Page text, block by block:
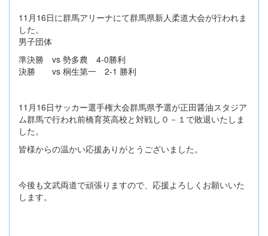
11月16日に群馬アリーナにて群馬県新人柔道大会が行われま
した。
男子団体
準決勝 vs 勢多農 4-0勝利
決勝 vs 桐生第一 2-1 勝利
11月16日サッカー選手権大会群馬県予選が正田醤油スタジア
ム群馬で行われ前橋育英高校と対戦し０－１で敗退いたしま
した。
皆様からの温かい応援ありがとうございました。
今後も文武両道で頑張りますので、応援よろしくお願いいた
します。